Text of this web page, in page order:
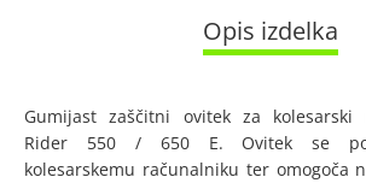
Opis izdelka
Gumijast zaščitni ovitek za kolesarski
Rider 550 / 650 E. Ovitek se
kolesarskemu računalniku ter omogoča